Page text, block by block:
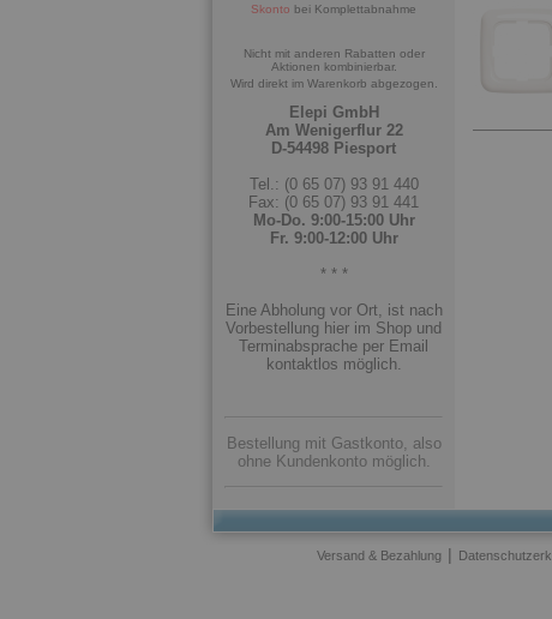
Skonto bei Komplettabnahme
Nicht mit anderen Rabatten oder
Aktionen kombinierbar.
Wird direkt im Warenkorb abgezogen.
Elepi GmbH
Am Wenigerflur 22
D-54498 Piesport
Tel.: (0 65 07) 93 91 440
Fax: (0 65 07) 93 91 441
Mo-Do. 9:00-15:00 Uhr
Fr. 9:00-12:00 Uhr
* * *
Eine Abholung vor Ort, ist nach
Vorbestellung hier im Shop und
Terminabsprache per Email
kontaktlos möglich.
Bestellung mit Gastkonto, also
ohne Kundenkonto möglich.
Versand & Bezahlung |